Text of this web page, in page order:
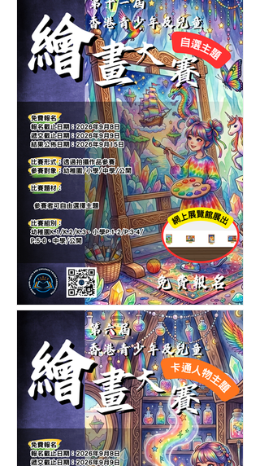
第六屆香港兒童中英文認字
公開賽-認字比賽
第十一屆香港青少年及兒童
繪畫大賽-自選主題繪畫比賽